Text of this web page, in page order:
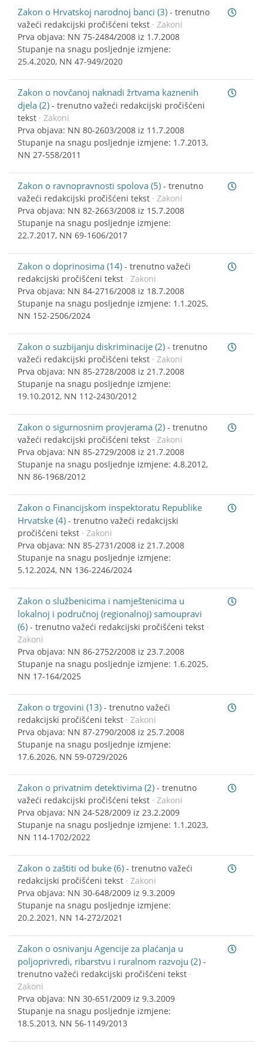
Zakon o Hrvatskoj narodnoj banci (3) - trenutno
važeći redakcijski pročišćeni tekst · Zakoni
Prva objava: NN 75-2484/2008 iz 1.7.2008
Stupanje na snagu posljednje izmjene:
25.4.2020, NN 47-949/2020
Zakon o novčanoj naknadi žrtvama kaznenih
djela (2) - trenutno važeći redakcijski pročišćeni
tekst · Zakoni
Prva objava: NN 80-2603/2008 iz 11.7.2008
Stupanje na snagu posljednje izmjene: 1.7.2013,
NN 27-558/2011
Zakon o ravnopravnosti spolova (5) - trenutno
važeći redakcijski pročišćeni tekst · Zakoni
Prva objava: NN 82-2663/2008 iz 15.7.2008
Stupanje na snagu posljednje izmjene:
22.7.2017, NN 69-1606/2017
Zakon o doprinosima (14) - trenutno važeći
redakcijski pročišćeni tekst · Zakoni
Prva objava: NN 84-2716/2008 iz 18.7.2008
Stupanje na snagu posljednje izmjene: 1.1.2025,
NN 152-2506/2024
Zakon o suzbijanju diskriminacije (2) - trenutno
važeći redakcijski pročišćeni tekst · Zakoni
Prva objava: NN 85-2728/2008 iz 21.7.2008
Stupanje na snagu posljednje izmjene:
19.10.2012, NN 112-2430/2012
Zakon o sigurnosnim provjerama (2) - trenutno
važeći redakcijski pročišćeni tekst · Zakoni
Prva objava: NN 85-2729/2008 iz 21.7.2008
Stupanje na snagu posljednje izmjene: 4.8.2012,
NN 86-1968/2012
Zakon o Financijskom inspektoratu Republike
Hrvatske (4) - trenutno važeći redakcijski
pročišćeni tekst · Zakoni
Prva objava: NN 85-2731/2008 iz 21.7.2008
Stupanje na snagu posljednje izmjene:
5.12.2024, NN 136-2246/2024
Zakon o službenicima i namještenicima u
lokalnoj i područnoj (regionalnoj) samoupravi
(6) - trenutno važeći redakcijski pročišćeni tekst ·
Zakoni
Prva objava: NN 86-2752/2008 iz 23.7.2008
Stupanje na snagu posljednje izmjene: 1.6.2025,
NN 17-164/2025
Zakon o trgovini (13) - trenutno važeći
redakcijski pročišćeni tekst · Zakoni
Prva objava: NN 87-2790/2008 iz 25.7.2008
Stupanje na snagu posljednje izmjene:
17.6.2026, NN 59-0729/2026
Zakon o privatnim detektivima (2) - trenutno
važeći redakcijski pročišćeni tekst · Zakoni
Prva objava: NN 24-528/2009 iz 23.2.2009
Stupanje na snagu posljednje izmjene: 1.1.2023,
NN 114-1702/2022
Zakon o zaštiti od buke (6) - trenutno važeći
redakcijski pročišćeni tekst · Zakoni
Prva objava: NN 30-648/2009 iz 9.3.2009
Stupanje na snagu posljednje izmjene:
20.2.2021, NN 14-272/2021
Zakon o osnivanju Agencije za plaćanja u
poljoprivredi, ribarstvu i ruralnom razvoju (2) -
trenutno važeći redakcijski pročišćeni tekst ·
Zakoni
Prva objava: NN 30-651/2009 iz 9.3.2009
Stupanje na snagu posljednje izmjene:
18.5.2013, NN 56-1149/2013